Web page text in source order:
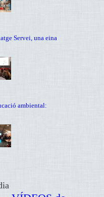
Servei, una eina
ambiental: